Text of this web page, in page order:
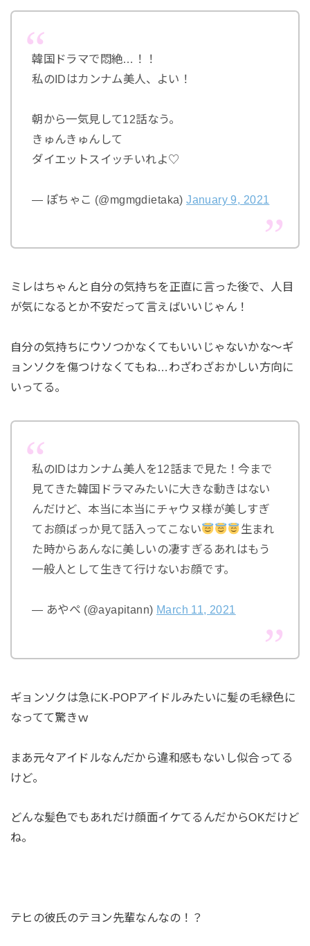
韓国ドラマで悶絶…！！
私のIDはカンナム美人、よい！
朝から一気見して12話なう。
きゅんきゅんして
ダイエットスイッチいれよ♡
— ぽちゃこ (@mgmgdietaka)January 9, 2021
ミレはちゃんと自分の気持ちを正直に言った後で、人目
が気になるとか不安だって言えばいいじゃん！
自分の気持ちにウソつかなくてもいいじゃないかな～ギ
ョンソクを傷つけなくてもね…わざわざおかしい方向に
いってる。
私のIDはカンナム美人を12話まで見た！今まで
見てきた韓国ドラマみたいに大きな動きはない
んだけど、本当に本当にチャウヌ様が美しすぎ
てお顔ばっか見て話入ってこない
生まれ
た時からあんなに美しいの凄すぎるあれはもう
一般人として生きて行けないお顔です。
— あやぺ (@ayapitann) March 11, 2021
ギョンソクは急にK-POPアイドルみたいに髪の毛緑色に
なってて驚きｗ
まあ元々アイドルなんだから違和感もないし似合ってる
けど。
どんな髪色でもあれだけ顔面イケてるんだからOKだけど
ね。
テヒの彼氏のテヨン先輩なんなの！？